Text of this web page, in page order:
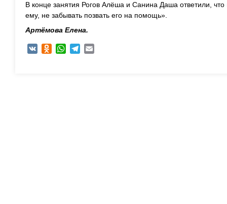
В конце занятия Рогов Алёша и Санина Даша ответили,
ему, не забывать позвать его на помощь».
Артёмова Елена.
VK Odnoklassniki
WhatsAppTelegram